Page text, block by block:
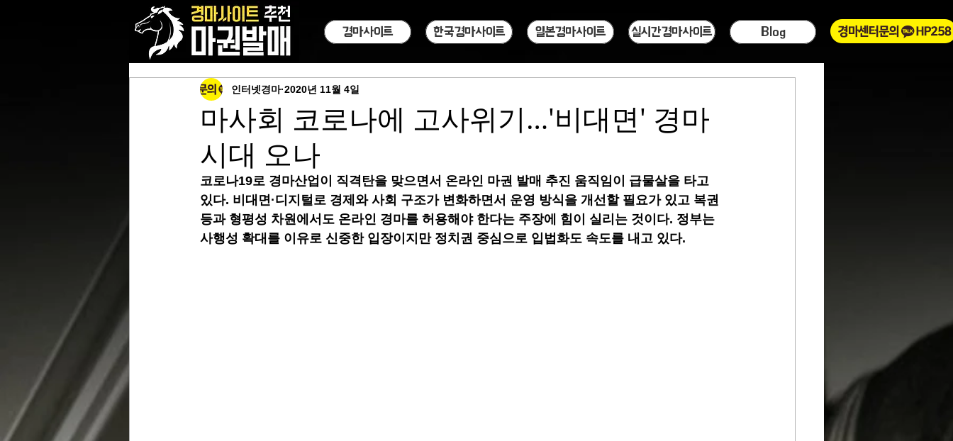
경마사이트 한국경마사이트 일본경마사이트 실시간경마사이트 Blog
마사회 코로나에 고사위기…'비대면' 경마
시대 오나
인터넷경마 2020년 11월 4일
코로나19로 경마산업이 직격탄을 맞으면서 온라인 마권 발매 추진 움직임이 급물살을 타고
있다. 비대면·디지털로 경제와 사회 구조가 변화하면서 운영 방식을 개선할 필요가 있고 복권
등과 형평성 차원에서도 온라인 경마를 허용해야 한다는 주장에 힘이 실리는 것이다. 정부는
사행성 확대를 이유로 신중한 입장이지만 정치권 중심으로 입법화도 속도를 내고 있다.